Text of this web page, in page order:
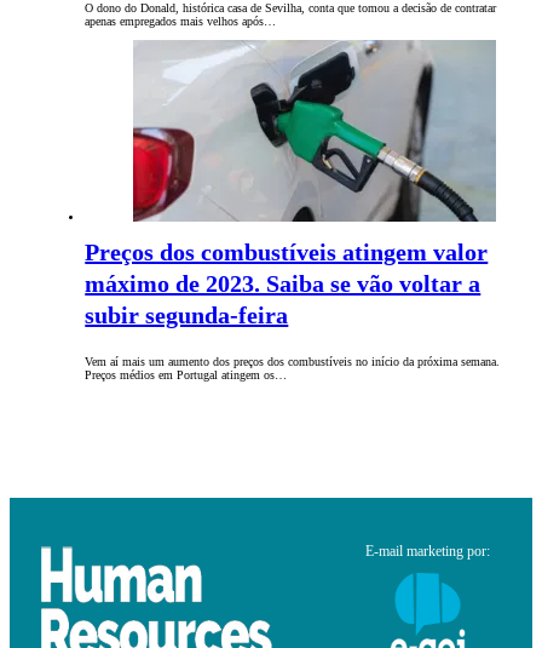
O dono do Donald, histórica casa de Sevilha, conta que tomou a decisão de contratar
apenas empregados mais velhos após…
Preços dos combustíveis atingem valor
máximo de 2023. Saiba se vão voltar a
subir segunda-feira
Vem aí mais um aumento dos preços dos combustíveis no início da próxima semana.
Preços médios em Portugal atingem os…
E-mail marketing por: